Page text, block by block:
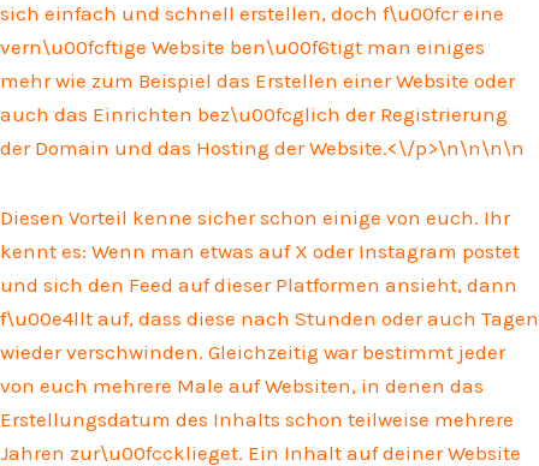
sich einfach und schnell erstellen, doch f\u00fcr eine
vern\u00fcftige Website ben\u00f6tigt man einiges
mehr wie zum Beispiel das Erstellen einer Website oder
auch das Einrichten bez\u00fcglich der Registrierung
der Domain und das Hosting der Website.<\/p>\n\n\n\n
Diesen Vorteil kenne sicher schon einige von euch. Ihr
kennt es: Wenn man etwas auf X oder Instagram postet
und sich den Feed auf dieser Platformen ansieht, dann
f\u00e4llt auf, dass diese nach Stunden oder auch Tagen
wieder verschwinden. Gleichzeitig war bestimmt jeder
von euch mehrere Male auf Websiten, in denen das
Erstellungsdatum des Inhalts schon teilweise mehrere
Jahren zur\u00fccklieget. Ein Inhalt auf deiner Website